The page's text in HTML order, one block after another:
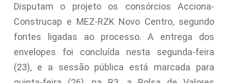
Disputam o projeto os consórcios Acciona-
Construcap e MEZ-RZK Novo Centro, segundo
fontes ligadas ao processo. A entrega dos
envelopes foi concluída nesta segunda-feira
(23), e a sessão pública está marcada para